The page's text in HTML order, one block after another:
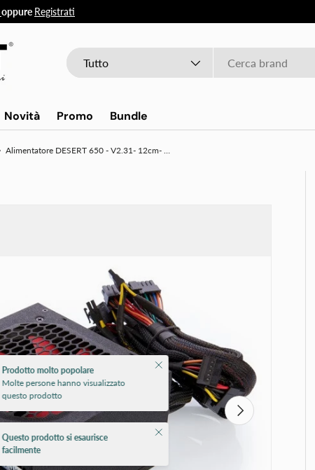
oppure Registrati
Cerca
Tipo prodotto
Tutto
Novità Promo Bundle
Alimentatore DESERT 650 - V2.31- 12cm- 20+4P- 2Ide- Fdd- PciE- P8- 4Sata- Active PFC
Avanti
Prodotto molto popolare
Molte persone hanno visualizzato
questo prodotto
Chiudi
Questo prodotto si esaurisce
facilmente
Chiudi